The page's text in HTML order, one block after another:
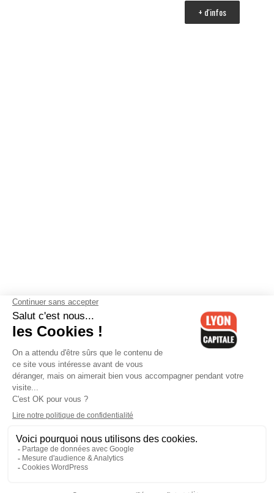
+ d'infos
Contactez-nous-Mentions légales-CGV-Politique de
confidentialité-Gestion des cookies